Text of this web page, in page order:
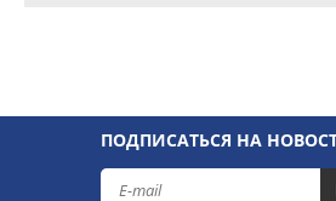
ПОДПИСАТЬСЯ НА